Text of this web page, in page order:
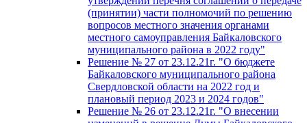
(принятии) части полномочий по решению
вопросов местного значения органами
местного самоуправления Байкаловского
муниципального района в 2022 году"
Решение № 27 от 23.12.21г. "О бюджете
Байкаловского муниципального района
Свердловской области на 2022 год и
плановый период 2023 и 2024 годов"
Решение № 26 от 23.12.21г. "О внесении